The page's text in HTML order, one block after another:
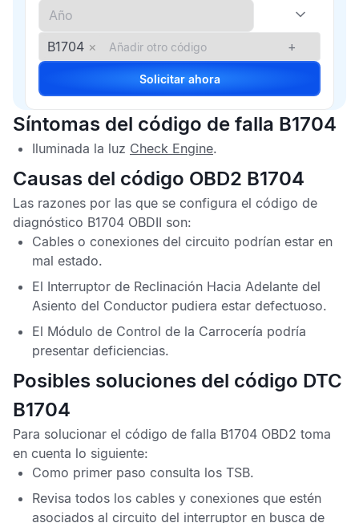
B1704 × +
Solicitar ahora
Síntomas del código de falla B1704
Iluminada la luz Check Engine.
Causas del código OBD2 B1704
Las razones por las que se configura el código de
diagnóstico B1704 OBDII son:
Cables o conexiones del circuito podrían estar en
mal estado.
El Interruptor de Reclinación Hacia Adelante del
Asiento del Conductor pudiera estar defectuoso.
El Módulo de Control de la Carrocería podría
presentar deficiencias.
Posibles soluciones del código DTC
B1704
Para solucionar el código de falla B1704 OBD2 toma
en cuenta lo siguiente:
Como primer paso consulta los TSB.
Revisa todos los cables y conexiones que estén
asociados al circuito del interruptor en busca de